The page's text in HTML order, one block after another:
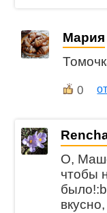
Мария
0
О,
чтобы